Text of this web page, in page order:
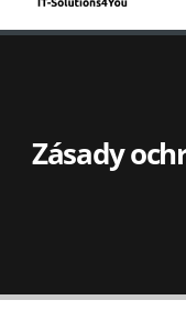
Zásady